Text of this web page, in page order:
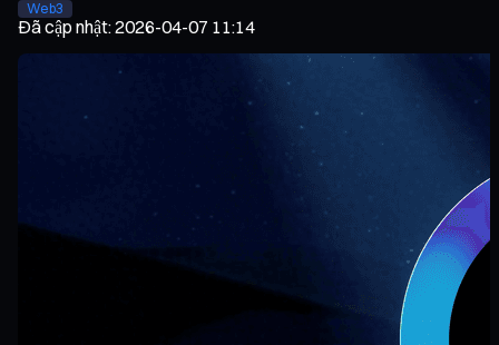
Web3
Đã cập nhật:2026-04-07 11:14